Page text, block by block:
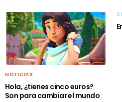
NOTICIAS
Hola, ¿tienes cinco euros?
Son para cambiar el mundo